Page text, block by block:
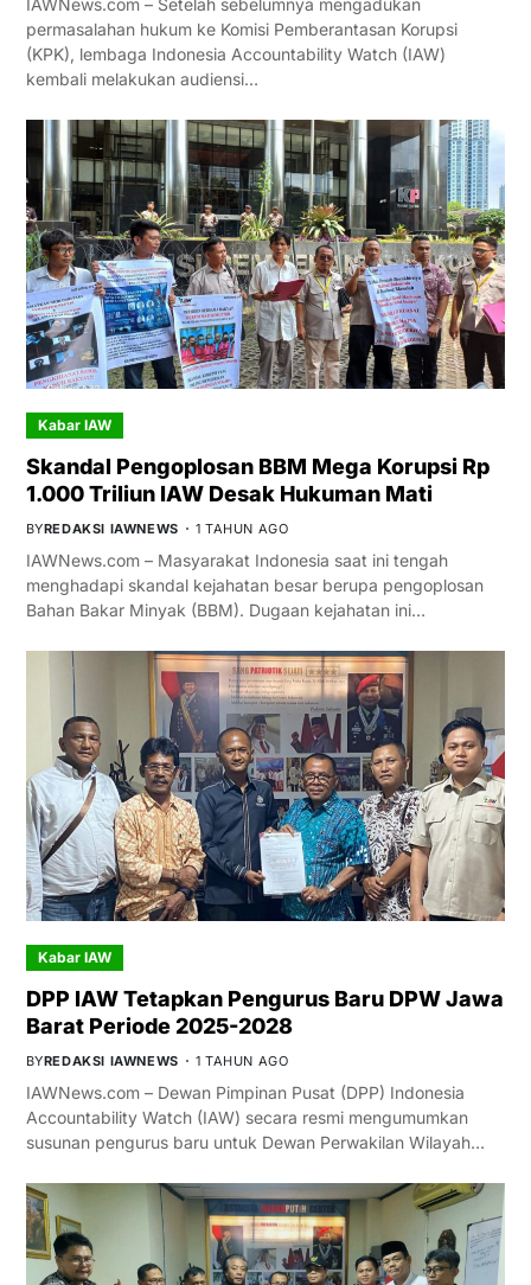
permasalahan hukum ke Komisi Pemberantasan Korupsi
(KPK), lembaga Indonesia Accountability Watch (IAW)
kembali melakukan audiensi…
Kabar IAW
Skandal Pengoplosan BBM Mega Korupsi Rp
1.000 Triliun IAW Desak Hukuman Mati
BYREDAKSI IAWNEWS 1 TAHUN AGO
IAWNews.com – Masyarakat Indonesia saat ini tengah
menghadapi skandal kejahatan besar berupa pengoplosan
Bahan Bakar Minyak (BBM). Dugaan kejahatan ini…
Kabar IAW
DPP IAW Tetapkan Pengurus Baru DPW Jawa
Barat Periode 2025-2028
BYREDAKSI IAWNEWS 1 TAHUN AGO
IAWNews.com – Dewan Pimpinan Pusat (DPP) Indonesia
Accountability Watch (IAW) secara resmi mengumumkan
susunan pengurus baru untuk Dewan Perwakilan Wilayah…